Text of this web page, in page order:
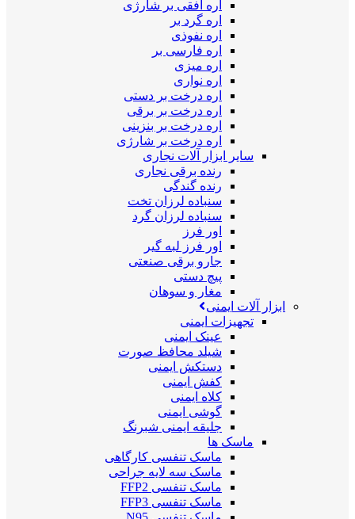
اره افقی بر شارژی
اره گرد بر
اره نفوذی
اره فارسی بر
اره میزی
اره نواری
اره درخت بر دستی
اره درخت بر برقی
اره درخت بر بنزینی
اره درخت بر شارژی
سایر ابزار آلات نجاری
رنده برقی نجاری
رنده گندگی
سنباده لرزان تخت
سنباده لرزان گرد
اور فرز
اور فرز لبه گیر
جارو برقی صنعتی
پیچ دستی
مغار و سوهان
ابزار آلات ایمنی
تجهیزات ایمنی
عینک ایمنی
شیلد محافظ صورت
دستکش ایمنی
کفش ایمنی
کلاه ایمنی
گوشی ایمنی
جلیقه ایمنی شبرنگ
ماسک ها
ماسک تنفسی کارگاهی
ماسک سه لایه جراحی
ماسک تنفسی FFP2
ماسک تنفسی FFP3